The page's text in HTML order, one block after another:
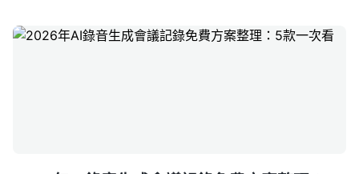
的會議記錄幫手，再也不怕漏掉關鍵決策。